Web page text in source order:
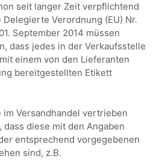
seit langer Zeit verpflichtend
Verordnung (EU) Nr.
September 2014 müssen
dass jedes in der Verkaufsstelle
einem von den Lieferanten
bereitgestellten Etikett
im Versandhandel vertrieben
diese mit den Angaben
entsprechend vorgegebenen
sind, z.B.